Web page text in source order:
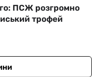
ПСЖ розгромно
трофей